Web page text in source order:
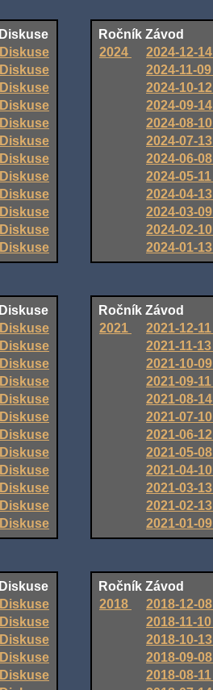
Diskuse
Diskuse
Diskuse
Diskuse
Diskuse
Diskuse
Diskuse
Diskuse
Diskuse
Diskuse
Diskuse
Diskuse
Diskuse
Ročník Závod
2024
2024-12-14
2024-11-09
2024-10-12
2024-09-14
2024-08-10
2024-07-13
2024-06-08
2024-05-11
2024-04-13
2024-03-09
2024-02-10
2024-01-13
Diskuse
Diskuse
Diskuse
Diskuse
Diskuse
Diskuse
Diskuse
Diskuse
Diskuse
Diskuse
Diskuse
Diskuse
Diskuse
Ročník Závod
2021
2021-12-11
2021-11-13
2021-10-09
2021-09-11
2021-08-14
2021-07-10
2021-06-12
2021-05-08
2021-04-10
2021-03-13
2021-02-13
2021-01-09
Diskuse
Diskuse
Diskuse
Diskuse
Diskuse
Diskuse
Ročník Závod
2018
2018-12-08
2018-11-10
2018-10-13
2018-09-08
2018-08-11